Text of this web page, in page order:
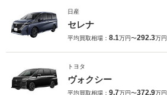
日産
セレナ
平均買取相場： 8.1万円〜292.3万円
トヨタ
ヴォクシー
平均買取相場： 9.7万円〜372.9万円